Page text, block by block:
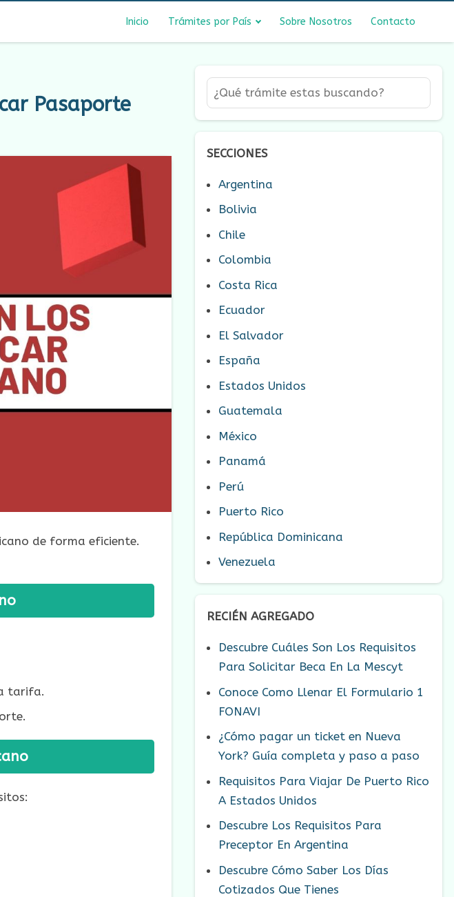
Inicio Trámites por País Sobre Nosotros Contacto
Pasaporte
de forma eficiente.
tarifa.
SECCIONES
Argentina
Bolivia
Chile
Colombia
Costa Rica
Ecuador
El Salvador
España
Estados Unidos
Guatemala
México
Panamá
Perú
Puerto Rico
República Dominicana
Venezuela
RECIÉN AGREGADO
Descubre Cuáles Son Los Requisitos
Para Solicitar Beca En La Mescyt
Conoce Como Llenar El Formulario 1
FONAVI
¿Cómo pagar un ticket en Nueva
York? Guía completa y paso a paso
Requisitos Para Viajar De Puerto Rico
A Estados Unidos
Descubre Los Requisitos Para
Preceptor En Argentina
Descubre Cómo Saber Los Días
Cotizados Que Tienes